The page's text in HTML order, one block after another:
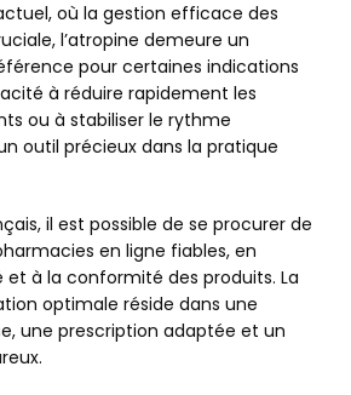
où la gestion efficace des
l’atropine demeure un
pour certaines indications
à réduire rapidement les
ou à stabiliser le rythme
outil précieux dans la pratique
il est possible de se procurer de
en ligne fiables, en
et à la conformité des produits. La
optimale réside dans une
une prescription adaptée et un